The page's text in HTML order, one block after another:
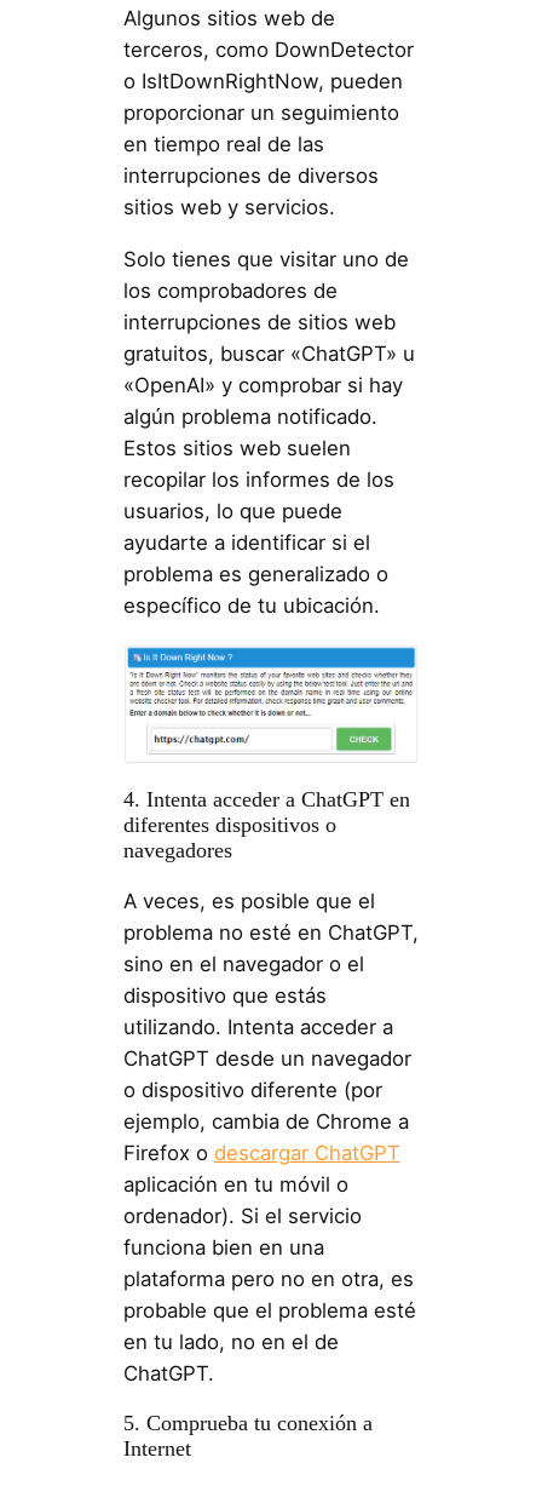
Algunos sitios web de
terceros, como DownDetector
o IsItDownRightNow, pueden
proporcionar un seguimiento
en tiempo real de las
interrupciones de diversos
sitios web y servicios.
Solo tienes que visitar uno de
los comprobadores de
interrupciones de sitios web
gratuitos, buscar «ChatGPT» u
«OpenAI» y comprobar si hay
algún problema notificado.
Estos sitios web suelen
recopilar los informes de los
usuarios, lo que puede
ayudarte a identificar si el
problema es generalizado o
específico de tu ubicación.
4. Intenta acceder a ChatGPT en
diferentes dispositivos o
navegadores
A veces, es posible que el
problema no esté en ChatGPT,
sino en el navegador o el
dispositivo que estás
utilizando. Intenta acceder a
ChatGPT desde un navegador
o dispositivo diferente (por
ejemplo, cambia de Chrome a
Firefox o descargar ChatGPT
aplicación en tu móvil o
ordenador). Si el servicio
funciona bien en una
plataforma pero no en otra, es
probable que el problema esté
en tu lado, no en el de
ChatGPT.
5. Comprueba tu conexión a
Internet